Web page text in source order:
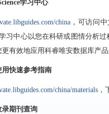
学习中心
china，可访问中
学习中心以您在科研或图情分析
有效地应用科睿唯安数据库产
用快速参考指南
china/materials，
录期刊查询